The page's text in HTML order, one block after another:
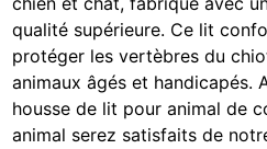
qualité supérieure. Ce lit
protéger les vertèbres du
animaux âgés et handicapés.
housse de lit pour animal de
animal serez satisfaits de